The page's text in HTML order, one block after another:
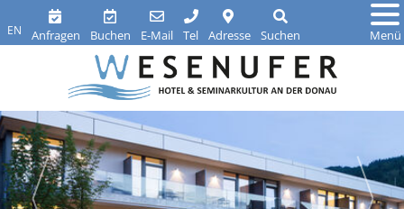
EN Anfragen Buchen E-Mail Tel Adresse Suchen Menü